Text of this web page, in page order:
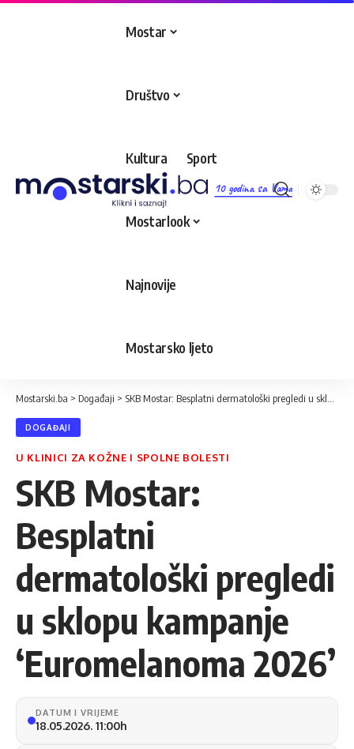
10 godina sa Vama
Mostar
Društvo
Kultura Sport
Mostarlook
Najnovije
Mostarsko ljeto
Mostarski.ba > Događaji > SKB Mostar: Besplatni dermatološki pregledi u sklopu kampanje ‘Euromelanoma 2026’
DOGAĐAJI
U KLINICI ZA KOŽNE I SPOLNE BOLESTI
SKB Mostar:
Besplatni
dermatološki pregledi
u sklopu kampanje
‘Euromelanoma 2026’
DATUM I VRIJEME
18.05.2026. 11:00h